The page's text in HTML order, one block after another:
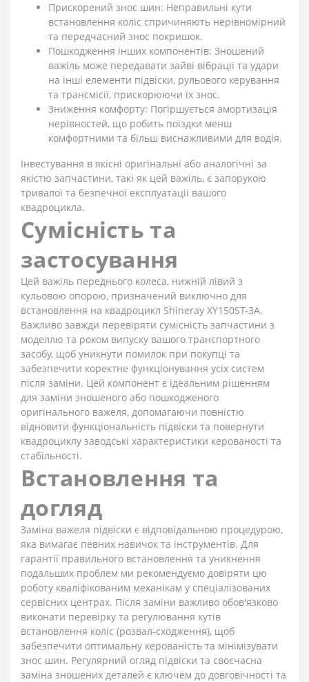
Прискорений знос шин: Неправильні кути
встановлення коліс спричиняють нерівномірний
та передчасний знос покришок.
Пошкодження інших компонентів: Зношений
важіль може передавати зайві вібрації та удари
на інші елементи підвіски, рульового керування
та трансмісії, прискорюючи їх знос.
Зниження комфорту: Погіршується амортизація
нерівностей, що робить поїздки менш
комфортними та більш виснажливими для водія.
Інвестування в якісні оригінальні або аналогічні за
якістю запчастини, такі як цей важіль, є запорукою
тривалої та безпечної експлуатації вашого
квадроцикла.
Сумісність та
застосування
Цей важіль переднього колеса, нижній лівий з
кульовою опорою, призначений виключно для
встановлення на квадроцикл Shineray XY150ST-3A.
Важливо завжди перевіряти сумісність запчастини з
моделлю та роком випуску вашого транспортного
засобу, щоб уникнути помилок при покупці та
забезпечити коректне функціонування усіх систем
після заміни. Цей компонент є ідеальним рішенням
для заміни зношеного або пошкодженого
оригінального важеля, допомагаючи повністю
відновити функціональність підвіски та повернути
квадроциклу заводські характеристики керованості та
стабільності.
Встановлення та
догляд
Заміна важеля підвіски є відповідальною процедурою,
яка вимагає певних навичок та інструментів. Для
гарантії правильного встановлення та уникнення
подальших проблем ми рекомендуємо довіряти цю
роботу кваліфікованим механікам у спеціалізованих
сервісних центрах. Після заміни важливо обов'язково
виконати перевірку та регулювання кутів
встановлення коліс (розвал-сходження), щоб
забезпечити оптимальну керованість та мінімізувати
знос шин. Регулярний огляд підвіски та своєчасна
заміна зношених деталей є ключем до довговічності та